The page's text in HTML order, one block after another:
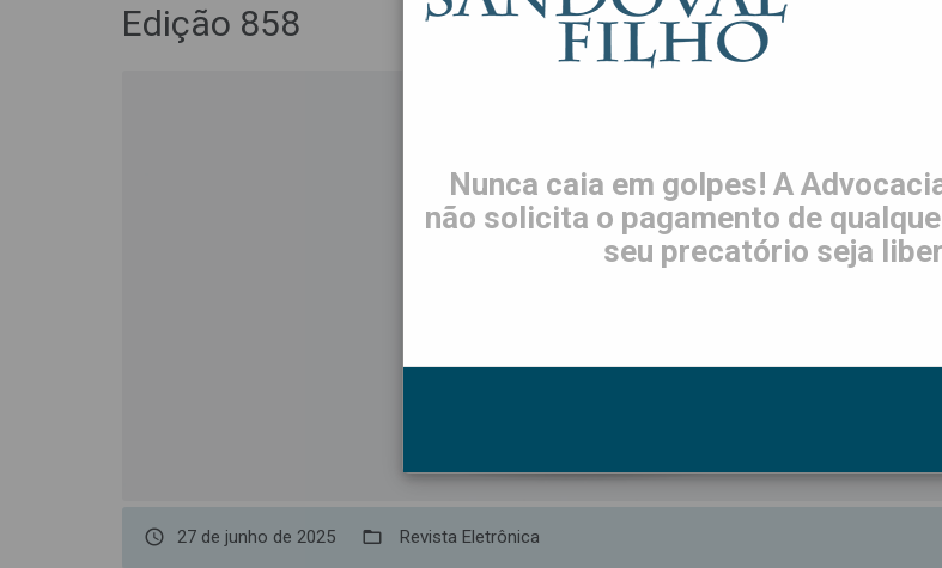
Edição 858
access_time 27 de junho de 2025 folder_open Revista Eletrônica
Nunca caia em golpes! A
não solicita o pagamento de
seu precatório seja